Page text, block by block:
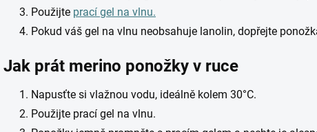
Použijte prací gel na vlnu.
Pokud váš gel na vlnu neobsahuje lanolin, dopřejte
Jak prát merino ponožky v ruce
Napusťte si vlažnou vodu, ideálně kolem 30°C.
Použijte prací gel na vlnu.